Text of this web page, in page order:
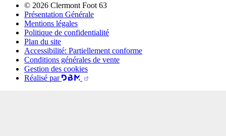
© 2026 Clermont Foot 63
Présentation Générale
Mentions légales
Politique de confidentialité
Plan du site
Accessibilité: Partiellement conforme
Conditions générales de vente
Gestion des cookies
Réalisé par